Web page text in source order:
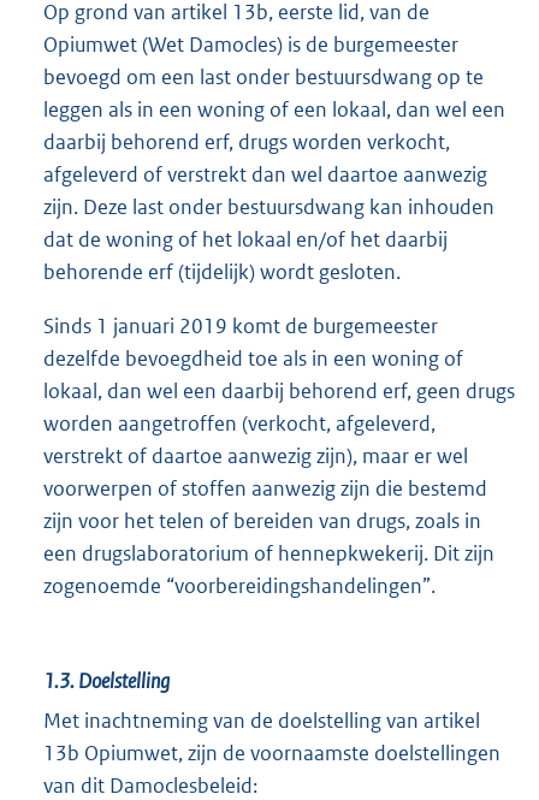
Op grond van artikel 13b, eerste lid, van de
Opiumwet (Wet Damocles) is de burgemeester
bevoegd om een last onder bestuursdwang op te
leggen als in een woning of een lokaal, dan wel een
daarbij behorend erf, drugs worden verkocht,
afgeleverd of verstrekt dan wel daartoe aanwezig
zijn. Deze last onder bestuursdwang kan inhouden
dat de woning of het lokaal en/of het daarbij
behorende erf (tijdelijk) wordt gesloten.
Sinds 1 januari 2019 komt de burgemeester
dezelfde bevoegdheid toe als in een woning of
lokaal, dan wel een daarbij behorend erf, geen drugs
worden aangetroffen (verkocht, afgeleverd,
verstrekt of daartoe aanwezig zijn), maar er wel
voorwerpen of stoffen aanwezig zijn die bestemd
zijn voor het telen of bereiden van drugs, zoals in
een drugslaboratorium of hennepkwekerij. Dit zijn
zogenoemde “voorbereidingshandelingen”.
1.3.Doelstelling
Met inachtneming van de doelstelling van artikel
13b Opiumwet, zijn de voornaamste doelstellingen
van dit Damoclesbeleid: